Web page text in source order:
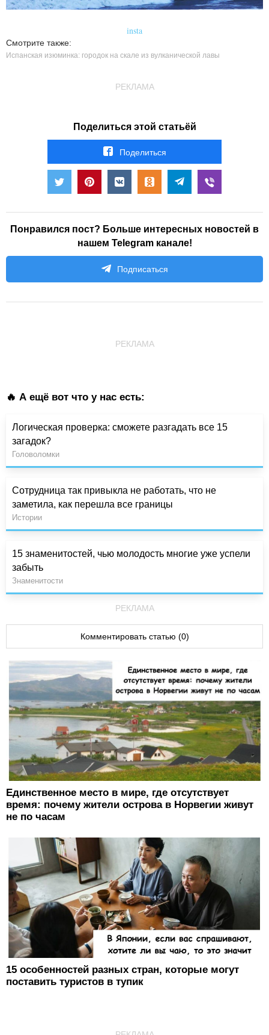
insta
Смотрите также:
Испанская изюминка: городок на скале из вулканической лавы
РЕКЛАМА
Поделиться этой статьёй
Поделиться
Понравился пост? Больше интересных новостей в
нашем Telegram канале!
Подписаться
РЕКЛАМА
🔥 А ещё вот что у нас есть:
Логическая проверка: сможете разгадать все 15
загадок?
Головоломки
Сотрудница так привыкла не работать, что не
заметила, как перешла все границы
Истории
15 знаменитостей, чью молодость многие уже успели
забыть
Знаменитости
РЕКЛАМА
Комментировать статью (0)
Единственное место в мире, где отсутствует
время: почему жители острова в Норвегии живут
не по часам
15 особенностей разных стран, которые могут
поставить туристов в тупик